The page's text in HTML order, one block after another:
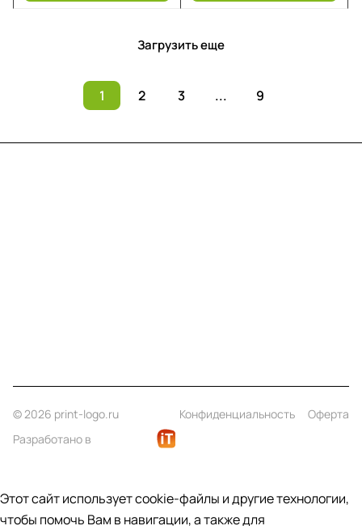
Загрузить еще
1 2 3 ... 9
© 2026 print-logo.ru Конфиденциальность
Оферта
Разработано в
Этот сайт использует cookie-файлы и другие технологии,
чтобы помочь Вам в навигации, а также для